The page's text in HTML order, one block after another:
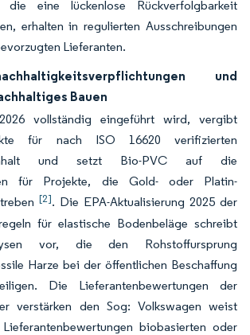
die eine lückenlose Rückverfolgbarkeit
erhalten in regulierten Ausschreibungen
Lieferanten.
und
Bauen
vollständig eingeführt wird, vergibt
für nach ISO 16620 verifizierten
und setzt Bio-PVC auf die
für Projekte, die Gold- oder Platin-
[2]. Die EPA-Aktualisierung 2025 der
für elastische Bodenbeläge schreibt
vor, die den Rohstoffursprung
Harze bei der öffentlichen Beschaffung
Die Lieferantenbewertungen der
verstärken den Sog: Volkswagen weist
biobasierten oder